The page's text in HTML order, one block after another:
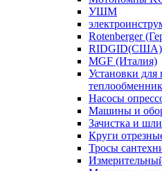
УШМ
Rotenberger
RIDGID(США)
MGF (Италия)
Установки для
Насосы
Машины и
Зачистка и
Круги
Тросы